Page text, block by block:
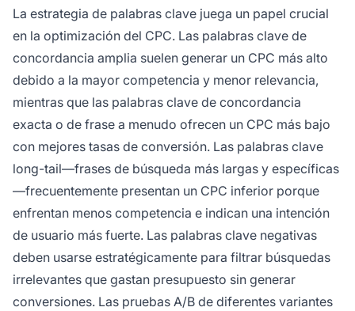
La estrategia de palabras clave juega un papel crucial
en la optimización del CPC. Las palabras clave de
concordancia amplia suelen generar un CPC más alto
debido a la mayor competencia y menor relevancia,
mientras que las palabras clave de concordancia
exacta o de frase a menudo ofrecen un CPC más bajo
con mejores tasas de conversión. Las palabras clave
long-tail—frases de búsqueda más largas y específicas
—frecuentemente presentan un CPC inferior porque
enfrentan menos competencia e indican una intención
de usuario más fuerte. Las palabras clave negativas
deben usarse estratégicamente para filtrar búsquedas
irrelevantes que gastan presupuesto sin generar
conversiones. Las pruebas A/B de diferentes variantes